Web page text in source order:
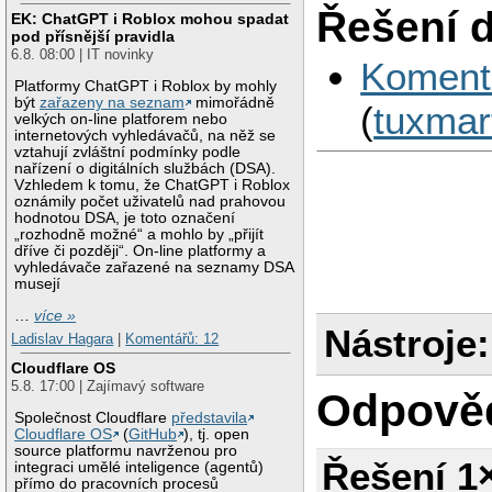
EK: ChatGPT i Roblox mohou spadat
pod přísnější pravidla
6.8. 08:00 | IT novinky
Platformy ChatGPT i Roblox by mohly
býtzařazeny na seznam
mimořádně
velkých on-line platforem nebo
internetových vyhledávačů, na něž se
vztahují zvláštní podmínky podle
nařízení o digitálních službách (DSA).
Vzhledem k tomu, že ChatGPT i Roblox
oznámily počet uživatelů nad prahovou
hodnotou DSA, je toto označení
„rozhodně možné“ a mohlo by „přijít
dříve či později“. On-line platformy a
vyhledávače zařazené na seznamy DSA
musejí
…více »
Ladislav Hagara| Komentářů: 12
Cloudflare OS
5.8. 17:00 | Zajímavý software
Společnost Cloudflare představila
Cloudflare OS
(GitHub ), tj. open
source platformu navrženou pro
integraci umělé inteligence (agentů)
přímo do pracovních procesů
Řešení
(
Nástroje:
Řešení